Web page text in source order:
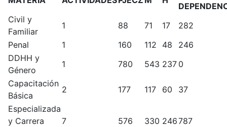
Civil y
Familiar
1 88 71 17
282
Penal
1 160 112 48
246
DDHH y
Género
1 780 543 237 0
Capacitación
Básica
2 177 117 60
37
Especializada
y Carrera
7 576 330 246787